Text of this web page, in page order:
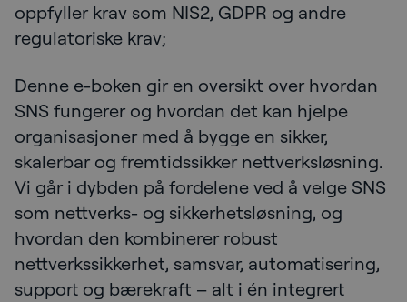
oppfyller krav som NIS2, GDPR og andre
regulatoriske krav;
Denne e-boken gir en oversikt over hvordan
SNS fungerer og hvordan det kan hjelpe
organisasjoner med å bygge en sikker,
skalerbar og fremtidssikker nettverksløsning.
Vi går i dybden på fordelene ved å velge SNS
som nettverks- og sikkerhetsløsning, og
hvordan den kombinerer robust
nettverkssikkerhet, samsvar, automatisering,
support og bærekraft – alt i én integrert